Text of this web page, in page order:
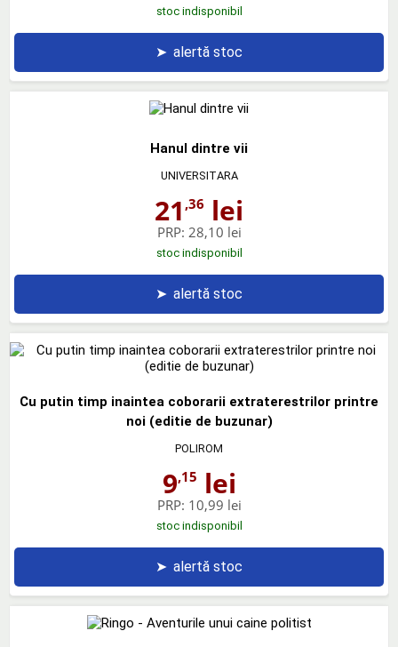
stoc indisponibil
➤ alertă stoc
Hanul dintre vii
UNIVERSITARA
21 ,36 lei
PRP: 28,10 lei
stoc indisponibil
➤ alertă stoc
Cu putin timp inaintea coborarii extraterestrilor printre
noi (editie de buzunar)
POLIROM
9,15 lei
PRP: 10,99 lei
stoc indisponibil
➤ alertă stoc